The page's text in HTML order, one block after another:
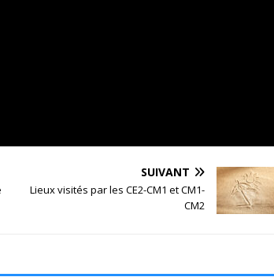
SUIVANT
Lieux visités par les CE2-CM1 et CM1-
CM2